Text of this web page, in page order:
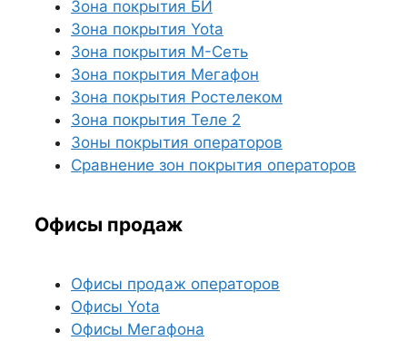
Зона покрытия БИ
Зона покрытия Yota
Зона покрытия М-Сеть
Зона покрытия Мегафон
Зона покрытия Ростелеком
Зона покрытия Теле 2
Зоны покрытия операторов
Сравнение зон покрытия операторов
Офисы продаж
Офисы продаж операторов
Офисы Yota
Офисы Мегафона